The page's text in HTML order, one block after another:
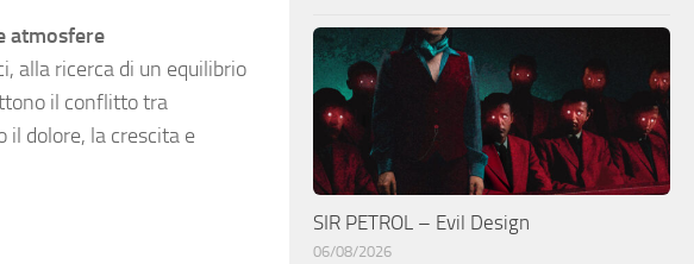
atmosfere
alla ricerca di un equilibrio
il conflitto tra
il dolore, la crescita e
SIR PETROL – Evil Design
06/08/2026